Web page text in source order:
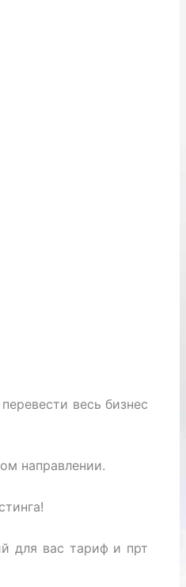
весь бизнес
направлении.
для вас тариф и прт